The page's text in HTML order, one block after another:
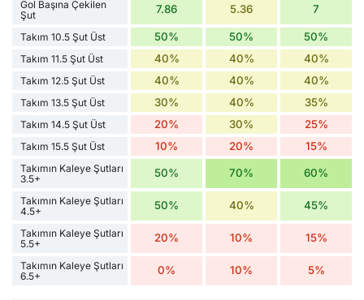
Gol Başına Çekilen
Şut
7.86 5.36 7
Takım 10.5 Şut Üst 50% 50% 50%
Takım 11.5 Şut Üst 40% 40% 40%
Takım 12.5 Şut Üst 40% 40% 40%
Takım 13.5 Şut Üst 30% 40% 35%
Takım 14.5 Şut Üst 20% 30% 25%
Takım 15.5 Şut Üst 10% 20% 15%
Takımın Kaleye Şutları
3.5+
50% 70% 60%
Takımın Kaleye Şutları
4.5+
50% 40% 45%
Takımın Kaleye Şutları
5.5+
20% 10% 15%
Takımın Kaleye Şutları
6.5+
0% 10% 5%